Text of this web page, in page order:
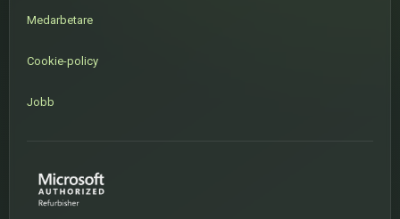
Medarbetare
Cookie-policy
Jobb